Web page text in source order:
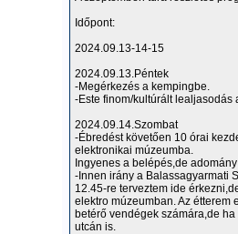
Időpont:
2024.09.13-14-15
2024.09.13.Péntek
-Megérkezés a kempingbe.
-Este finom/kultúrált lealjasodás
2024.09.14.Szombat
-Ébredést követően 10 órai
elektronikai múzeumba.
Ingyenes a belépés,de
-Innen irány a Balassagyarmati
12.45-re terveztem ide
elektro múzeumban. Az étterem
betérő vendégek számára,de
utcán is.